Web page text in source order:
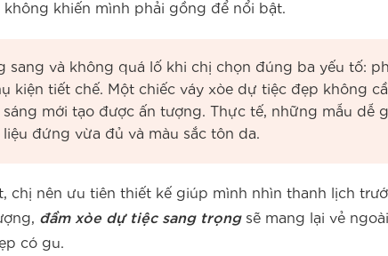
khiến mình phải gồng để nổi bật.
sang và không quá lố khi chị chọn đúng ba yếu tố:
kiện tiết chế. Một chiếc váy xòe dự tiệc đẹp không
mới tạo được ấn tượng. Thực tế, những mẫu dễ
đứng vừa đủ và màu sắc tôn da.
chị nên ưu tiên thiết kế giúp mình nhìn thanh lịch
đầm xòe dự tiệc sang trọngsẽ mang lại vẻ
có gu.